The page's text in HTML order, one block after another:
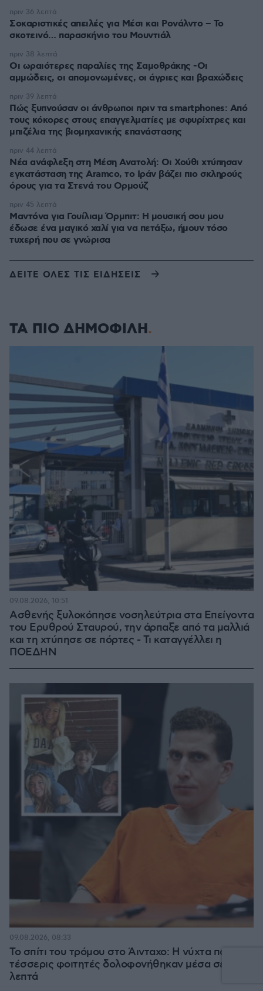
Σοκαριστικές απειλές για Μέσι και Ρονάλντο – Το
σκοτεινό… παρασκήνιο του Μουντιάλ
πριν 36 λεπτά
Οι ωραιότερες παραλίες της Σαμοθράκης -Οι
αμμώδεις, οι απομονωμένες, οι άγριες και βραχώδεις
πριν 38 λεπτά
Πώς ξυπνούσαν οι άνθρωποι πριν τα smartphones: Από
τους κόκορες στους επαγγελματίες με σφυρίχτρες και
μπιζέλια της βιομηχανικής επανάστασης
πριν 39 λεπτά
Νέα ανάφλεξη στη Μέση Ανατολή: Οι Χούθι χτύπησαν
εγκατάσταση της Aramco, το Ιράν βάζει πιο σκληρούς
όρους για τα Στενά του Ορμούζ
πριν 44 λεπτά
Μαντόνα για Γουίλιαμ Όρμπιτ: Η μουσική σου μου
έδωσε ένα μαγικό χαλί για να πετάξω, ήμουν τόσο
τυχερή που σε γνώρισα
πριν 45 λεπτά
ΔΕΙΤΕ ΟΛΕΣ ΤΙΣ ΕΙΔΗΣΕΙΣ
ΤΑ ΠΙΟ ΔΗΜΟΦΙΛΗ
Ασθενής ξυλοκόπησε νοσηλεύτρια στα Επείγοντα
του Ερυθρού Σταυρού, την άρπαξε από τα μαλλιά
και τη χτύπησε σε πόρτες - Τι καταγγέλλει η
ΠΟΕΔΗΝ
09.08.2026, 10:51
Το σπίτι του τρόμου στο Άινταχο: Η νύχτα που
τέσσερις φοιτητές δολοφονήθηκαν μέσα σε λίγα
λεπτά
09.08.2026, 08:33